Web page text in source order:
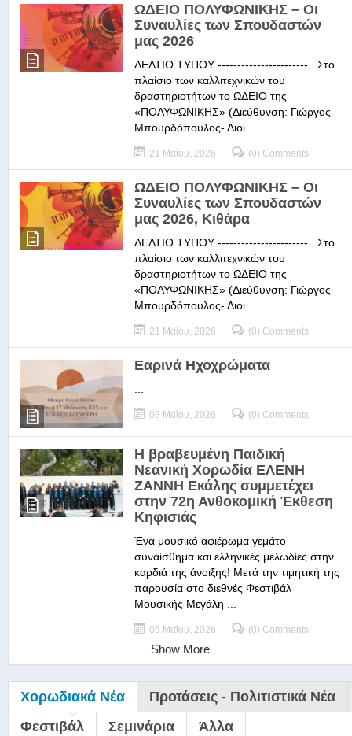
ΩΔΕΙΟ ΠΟΛΥΦΩΝΙΚΗΣ – Οι
Συναυλίες των Σπουδαστών
μας 2026
ΔΕΛΤΙΟ ΤΥΠΟΥ ----------------------- Στο
πλαίσιο των καλλιτεχνικών του
δραστηριοτήτων το ΩΔΕΙΟ της
«ΠΟΛΥΦΩΝΙΚΗΣ» (Διεύθυνση: Γιώργος
Μπουρδόπουλος- Διοι ...
21 Μαΐου, 2026 (0) Comments
ΩΔΕΙΟ ΠΟΛΥΦΩΝΙΚΗΣ – Οι
Συναυλίες των Σπουδαστών
μας 2026, Κιθάρα
ΔΕΛΤΙΟ ΤΥΠΟΥ ----------------------- Στο
πλαίσιο των καλλιτεχνικών του
δραστηριοτήτων το ΩΔΕΙΟ της
«ΠΟΛΥΦΩΝΙΚΗΣ» (Διεύθυνση: Γιώργος
Μπουρδόπουλος- Διοι ...
21 Μαΐου, 2026 (0) Comments
Εαρινά Ηχοχρώματα
08 Μαΐου, 2026 (0) Comments
Η βραβευμένη Παιδική
Νεανική Χορωδία ΕΛΕΝΗ
ΖΑΝΝΗ Εκάλης συμμετέχει
στην 72η Ανθοκομική Έκθεση
Κηφισιάς
Ένα μουσικό αφιέρωμα γεμάτο
συναίσθημα και ελληνικές μελωδίες στην
καρδιά της άνοιξης! Μετά την τιμητική της
παρουσία στο διεθνές Φεστιβάλ
Μουσικής Μεγάλη ...
05 Μαΐου, 2026 (0) Comments
Show More
Χορωδιακά Νέα
Προτάσεις - Πολιτιστικά Νέα
Φεστιβάλ
Σεμινάρια Άλλα